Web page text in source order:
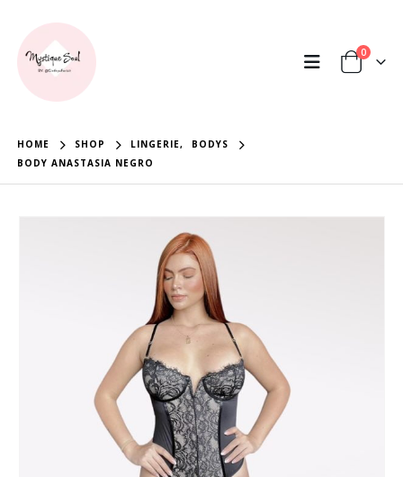
0
HOME SHOP LINGERIE,
BODYS
BODY ANASTASIA NEGRO